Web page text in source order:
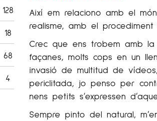
Així em relaciono amb el
realisme, amb el
Crec que ens trobem amb
façanes, molts cops en un
invasió de multitud de
periclitada, jo penso per
nens petits s’expressen
Sempre pinto del natural,
128
18
68
4